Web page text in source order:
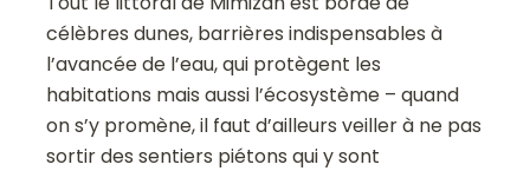
célèbres dunes, barrières indispensables à
l’avancée de l’eau, qui protègent les
habitations mais aussi l’écosystème – quand
on s’y promène, il faut d’ailleurs veiller à ne pas
sortir des sentiers piétons qui y sont